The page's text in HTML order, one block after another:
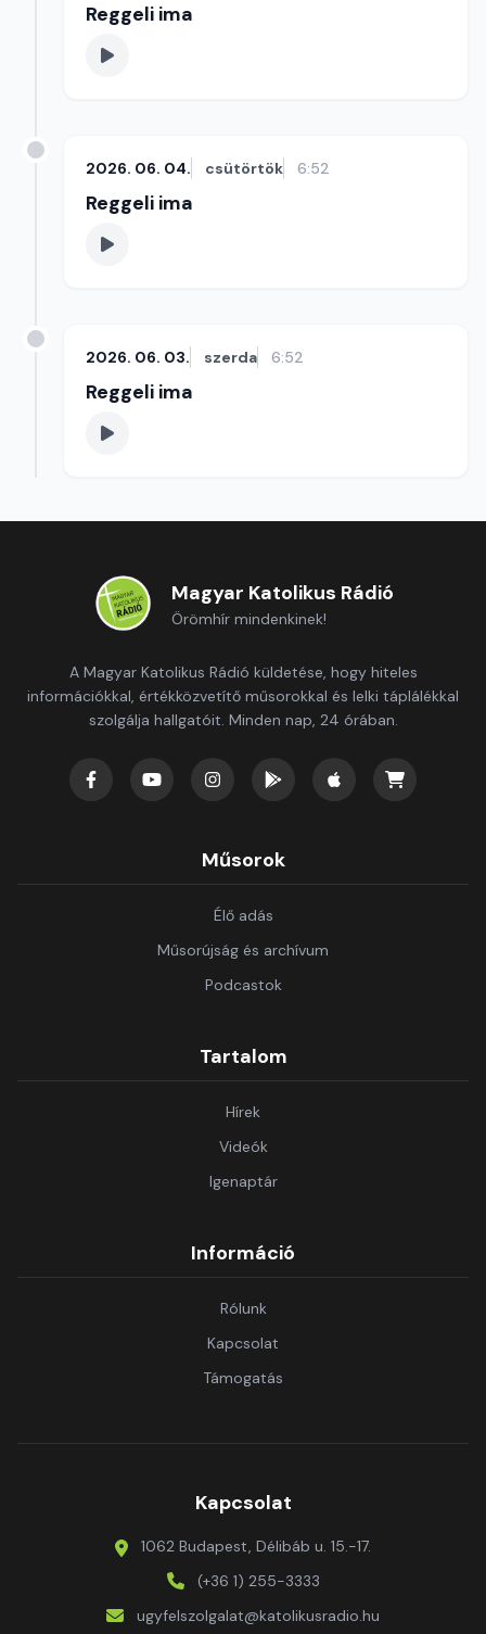
Reggeli ima
2026. 06. 04. csütörtök 6:52
Reggeli ima
2026. 06. 03. szerda 6:52
Reggeli ima
Magyar Katolikus Rádió
Örömhír mindenkinek!
A Magyar Katolikus Rádió küldetése, hogy hiteles
információkkal, értékközvetítő műsorokkal és lelki táplálékkal
szolgálja hallgatóit. Minden nap, 24 órában.
Műsorok
Élő adás
Műsorújság és archívum
Podcastok
Tartalom
Hírek
Videók
Igenaptár
Információ
Rólunk
Kapcsolat
Támogatás
Kapcsolat
1062 Budapest, Délibáb u. 15.-17.
(+36 1) 255-3333
ugyfelszolgalat@katolikusradio.hu